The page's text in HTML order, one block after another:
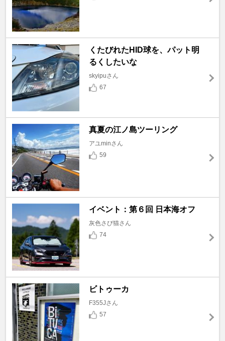
くたびれたHID球を、パット明
るくしたいな
skyipuさん
67
真夏の江ノ島ツーリング
アユminさん
59
イベント：第６回 日本海オフ
灰色さび猫さん
74
ビトゥーカ
F355Jさん
57